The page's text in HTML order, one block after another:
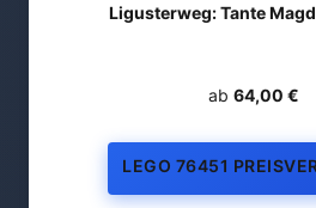
Ligusterweg: Tante
ab 64,00 €
LEGO 76451